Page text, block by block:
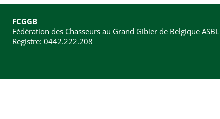
FCGGB
Fédération des Chasseurs au Grand Gibier de Belgique ASBL
Registre: 0442.222.208